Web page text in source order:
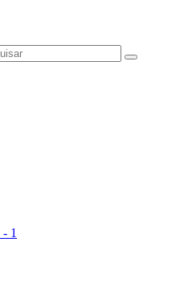
- 1